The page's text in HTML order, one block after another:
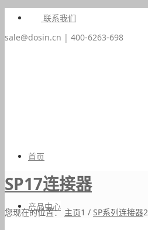
联系我们
sale@dosin.cn | 400-6263-698
首页
产品中心
SP17连接器
您现在的位置： 主页1 / SP系列连接器2